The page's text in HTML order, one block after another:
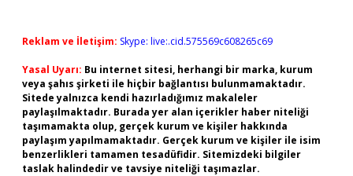
Reklam ve İletişim: Skype: live:.cid.575569c608265c69
Yasal Uyarı: Bu internet sitesi, herhangi bir marka, kurum
veya şahıs şirketi ile hiçbir bağlantısı bulunmamaktadır.
Sitede yalnızca kendi hazırladığımız makaleler
paylaşılmaktadır. Burada yer alan içerikler haber niteliği
taşımamakta olup, gerçek kurum ve kişiler hakkında
paylaşım yapılmamaktadır. Gerçek kurum ve kişiler ile isim
benzerlikleri tamamen tesadüfidir. Sitemizdeki bilgiler
taslak halindedir ve tavsiye niteliği taşımazlar.